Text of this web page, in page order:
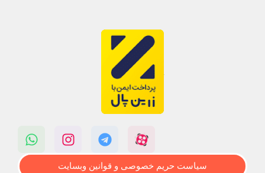
سیاست حریم خصوصی و قوانین وبسایت